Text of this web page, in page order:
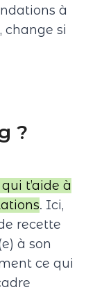
à
change si
?
t’aide à
. Ici,
recette
à son
ce qui